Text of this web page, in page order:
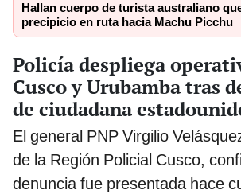
Hallan cuerpo de turista australiano
precipicio en ruta hacia Machu Picchu
Policía despliega
Cusco y Urubamba tras
de ciudadana
El general PNP Virgilio
de la Región Policial Cusco,
denuncia fue presentada hace